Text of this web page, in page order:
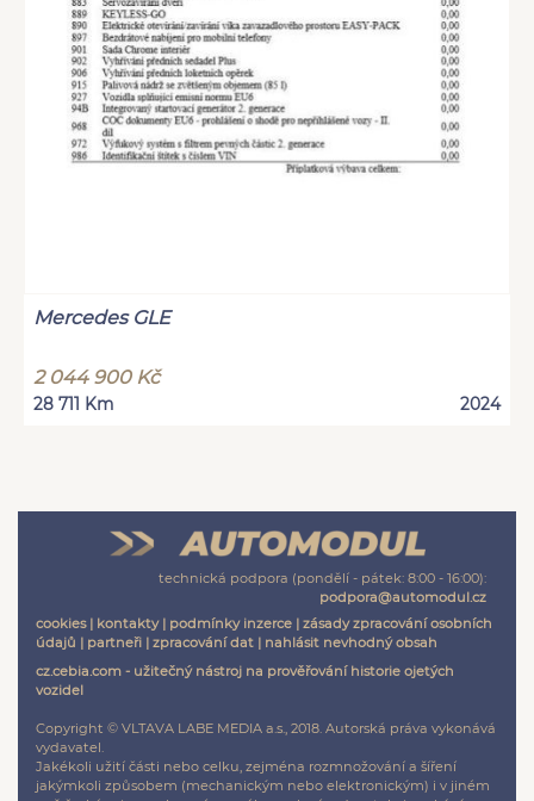
Mercedes GLE
2 044 900 Kč
28 711 Km 2024
technická podpora (pondělí - pátek: 8:00 - 16:00):
podpora@automodul.cz
cookies| kontakty| podmínky inzerce | zásady zpracování osobních
údajů | partneři | zpracování dat | nahlásit nevhodný obsah
cz.cebia.com - užitečný nástroj na prověřování historie ojetých
vozidel
Copyright © VLTAVA LABE MEDIA a.s., 2018. Autorská práva vykonává
vydavatel.
Jakékoli užití části nebo celku, zejména rozmnožování a šíření
jakýmkoli způsobem (mechanickým nebo elektronickým) i v jiném